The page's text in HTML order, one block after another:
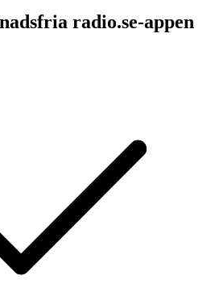
radio.se-appen